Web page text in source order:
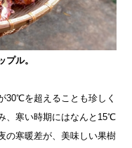
プル。
30℃を超えることも珍しく
、寒い時期にはなんと15℃
の寒暖差が、美味しい果樹